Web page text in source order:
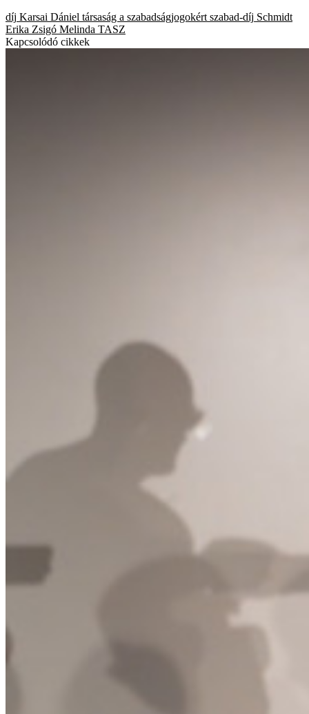
díj Karsai Dániel társaság a szabadságjogokért szabad-díj Schmidt
Erika Zsigó Melinda TASZ
Kapcsolódó cikkek